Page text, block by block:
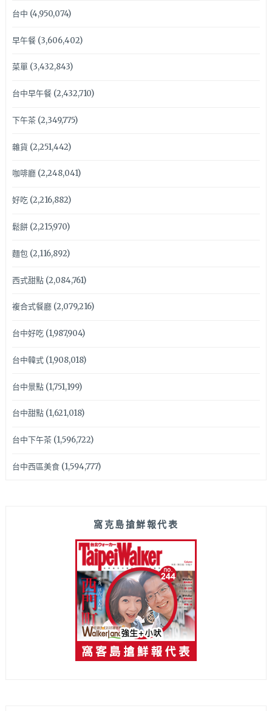
台中 (4,950,074)
早午餐(3,606,402)
菜單(3,432,843)
台中早午餐(2,432,710)
下午茶(2,349,775)
雜貨 (2,251,442)
咖啡廳(2,248,041)
好吃(2,216,882)
鬆餅(2,215,970)
麵包(2,116,892)
西式甜點(2,084,761)
複合式餐廳(2,079,216)
台中好吃(1,987,904)
台中韓式(1,908,018)
台中景點(1,751,199)
台中甜點(1,621,018)
台中下午茶(1,596,722)
台中西區美食(1,594,777)
窩克島搶鮮報代表